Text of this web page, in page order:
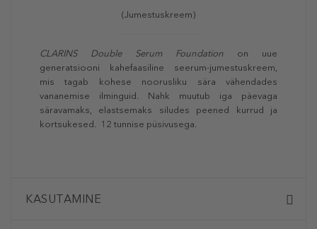
(Jumestuskreem)
CLARINS Double Serum Foundation on uue
generatsiooni kahefaasiline seerum-jumestuskreem,
mis tagab kohese noorusliku sära vähendades
vananemise ilminguid. Nahk muutub iga päevaga
säravamaks, elastsemaks siludes peened kurrud ja
kortsukesed. 12 tunnise püsivusega.
KASUTAMINE